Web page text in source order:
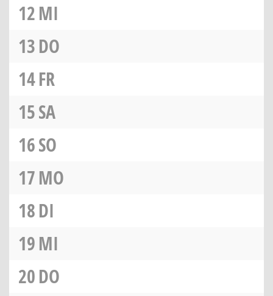
12MI
13DO
14FR
15SA
16SO
17MO
18DI
19MI
20DO